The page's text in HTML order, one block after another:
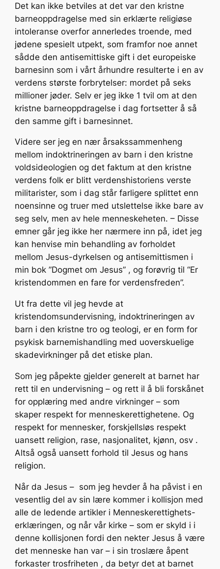
Det kan ikke betviles at det var den kristne
barneoppdragelse med sin erklærte religiøse
intoleranse overfor annerledes troende, med
jødene spesielt utpekt, som framfor noe annet
sådde den antisemittiske gift i det europeiske
barnesinn som i vårt århundre resulterte i en av
verdens største forbrytelser: mordet på seks
millioner jøder. Selv er jeg ikke 1 tvil om at den
kristne barneoppdragelse i dag fortsetter å så
den samme gift i barnesinnet.
Videre ser jeg en nær årsakssammenheng
mellom indoktrineringen av barn i den kristne
voldsideologien og det faktum at den kristne
verdens folk er blitt verdenshistoriens verste
militarister, som i dag står farligere splittet enn
noensinne og truer med utslettelse ikke bare av
seg selv, men av hele menneskeheten. – Disse
emner går jeg ikke her nærmere inn på, idet jeg
kan henvise min behandling av forholdet
mellom Jesus-dyrkelsen og antisemittismen i
min bok ”Dogmet om Jesus” , og forøvrig til “Er
kristendommen en fare for verdensfreden”.
Ut fra dette vil jeg hevde at
kristendomsundervisning, indoktrineringen av
barn i den kristne tro og teologi, er en form for
psykisk barnemishandling med uoverskuelige
skadevirkninger på det etiske plan.
Som jeg påpekte gjelder generelt at barnet har
rett til en undervisning – og rett il å bli forskånet
for opplæring med andre virkninger – som
skaper respekt for menneskerettighetene. Og
respekt for mennesker, forskjellsløs respekt
uansett religion, rase, nasjonalitet, kjønn, osv .
Altså også uansett forhold til Jesus og hans
religion.
Når da Jesus – som jeg hevder å ha påvist i en
vesentlig del av sin lære kommer i kollisjon med
alle de ledende artikler i Menneskerettighets-
erklæringen, og når vår kirke – som er skyld i i
denne kollisjonen fordi den nekter Jesus å være
det menneske han var – i sin troslære åpent
forkaster trosfriheten , da betyr det at barnet